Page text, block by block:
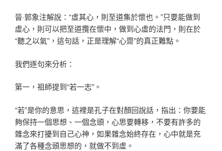
晉·郭象注解說：“虛其心，則至道集於懷也。”只要能做到
虛心，則可以把至道攬在懷中，做到心虛的法門，則在於
“聽之以氣”，這句話，正是理解“心齋”的真正難點。
我們逐句來分析：
第一，祖師提到“若一志”。
“若”是你的意思，這裡是孔子在對顏回說話，指出：你要能
夠保持一個思想、一個念頭，心思要轉移，不要有許多的
雜念來打擾到自己心神，如果雜念始終存在，心中就是充
滿了各種念頭思想的，就做不到虛。